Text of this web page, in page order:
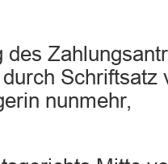
des
Schriftsatz
nunmehr,